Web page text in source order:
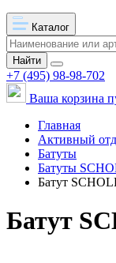
Каталог
Найти
+7 (495) 98-98-702
Ваша корзина
Главная
Активный
Батуты
Батуты
Батут
Батут